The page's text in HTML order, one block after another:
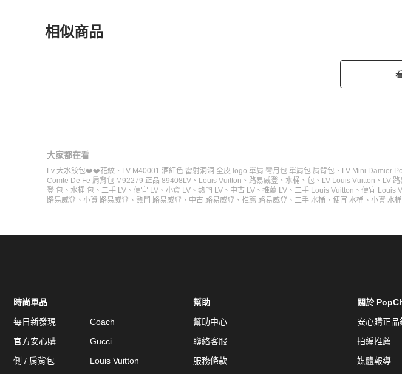
相似商品
大家都在看
Lv 大水餃包❤️❤️花紋 、 LV M40001 酒紅色 雷射洞洞 全皮 logo 單肩 彎月包 單肩包 肩背包 、 LV Mini Damier
Comte De Fe 肩背包 M92279 正品 89408 LV 、 Louis Vuitton 、 路易威登 、 水桶 、 包 、 LV Louis Vuitton 、 LV
登 包 、 水桶 包 、 二手 LV 、 便宜 LV 、 小資 LV 、 熱門 LV 、 中古 LV 、 推薦 LV 、 二手 Louis Vuitton 、 便宜 Louis
路易威登 、 小資 路易威登 、 熱門 路易威登 、 中古 路易威登 、 推薦 路易威登 、 二手 水桶 、 便宜 水桶 、 小資 水桶
時尚單品
每日新發現
官方安心購
側 / 肩背包
Coach
Gucci
Louis Vuitton
幫助
幫助中心
聯絡客服
服務條款
關於
安心購正品
拍編推薦
媒體報導